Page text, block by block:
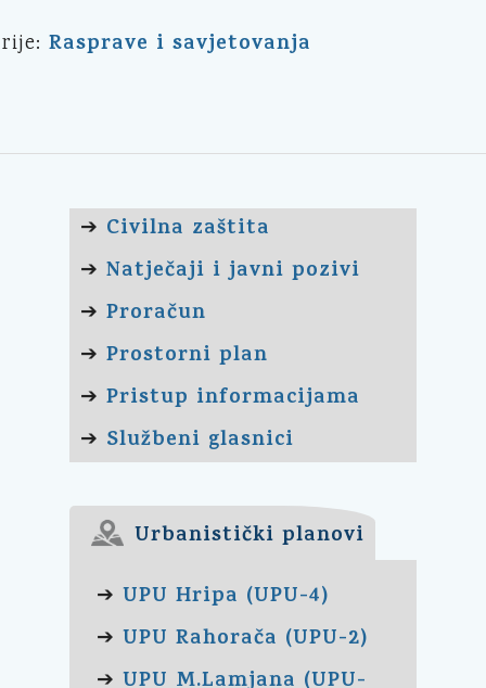
Rasprave i savjetovanja
➔ Civilna zaštita
➔ Natječaji i javni pozivi
➔ Proračun
➔ Prostorni plan
➔ Pristup informacijama
➔ Službeni glasnici
Urbanistički planovi
➔ UPU Hripa (UPU-4)
➔ UPU Rahorača (UPU-2)
➔